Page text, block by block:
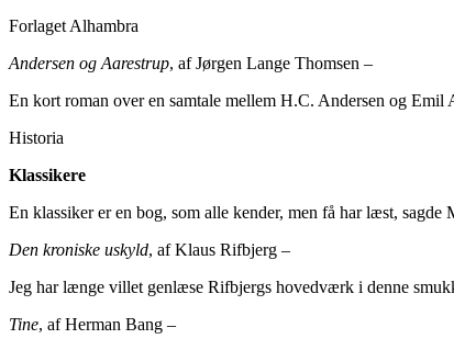
Forlaget Alhambra
Andersen og Aarestrup, af Jørgen Lange Thomsen –
En kort roman over en samtale mellem H.C. Andersen og Emil
Historia
Klassikere
En klassiker er en bog, som alle kender, men få har læst,
Den kroniske uskyld, af Klaus Rifbjerg –
Jeg har længe villet genlæse Rifbjergs hovedværk i denne
Tine, af Herman Bang –